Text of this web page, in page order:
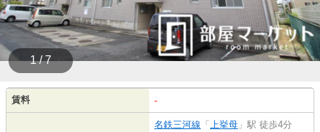
1 / 7
賃料 -
名鉄三河線 「 上挙母 」駅 徒歩4分